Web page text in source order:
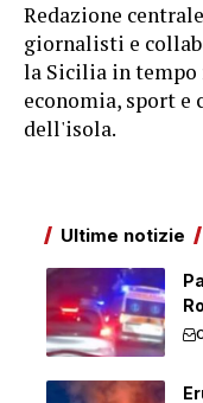
Redazione
giornalisti e
la Sicilia in tempo
economia, sport e
dell'isola.
Ultime notizie